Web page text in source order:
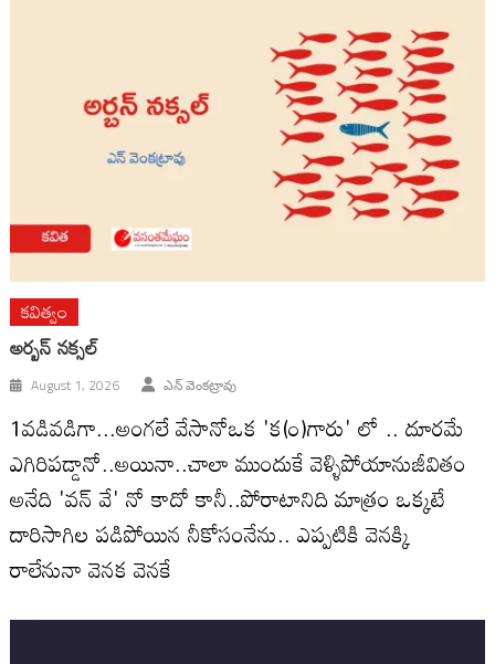
కవిత్వం
అర్బన్ నక్సల్
August 1, 2026 ఎన్ వెంకట్రావు
1వడివడిగా...అంగలే వేసానోఒక 'క(౦)గారు' లో .. దూరమే
ఎగిరిపడ్డానో..అయినా..చాలా ముందుకే వెళ్ళిపోయానుజీవితం
అనేది 'వన్ వే' నో కాదో కానీ..పోరాటానిది మాత్రం ఒక్కటే
దారిసాగిల పడిపోయిన నీకోసంనేను.. ఎప్పటికి వెనక్కి
రాలేనునా వెనక వెనకే